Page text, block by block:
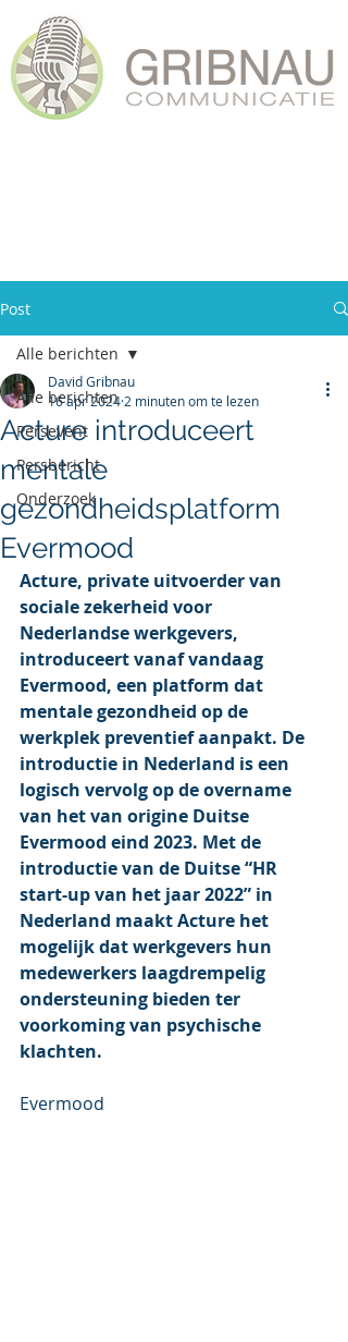
Post
Alle berichten
Persevent
Persbericht
Onderzoek
Alle berichten
Acture introduceert
mentale
gezondheidsplatform
Evermood
David Gribnau
16 apr 2024 2 minuten om te lezen
Acture, private uitvoerder van
sociale zekerheid voor
Nederlandse werkgevers,
introduceert vanaf vandaag
Evermood, een platform dat
mentale gezondheid op de
werkplek preventief aanpakt. De
introductie in Nederland is een
logisch vervolg op de overname
van het van origine Duitse
Evermood eind 2023. Met de
introductie van de Duitse “HR
start-up van het jaar 2022” in
Nederland maakt Acture het
mogelijk dat werkgevers hun
medewerkers laagdrempelig
ondersteuning bieden ter
voorkoming van psychische
klachten.
Evermood